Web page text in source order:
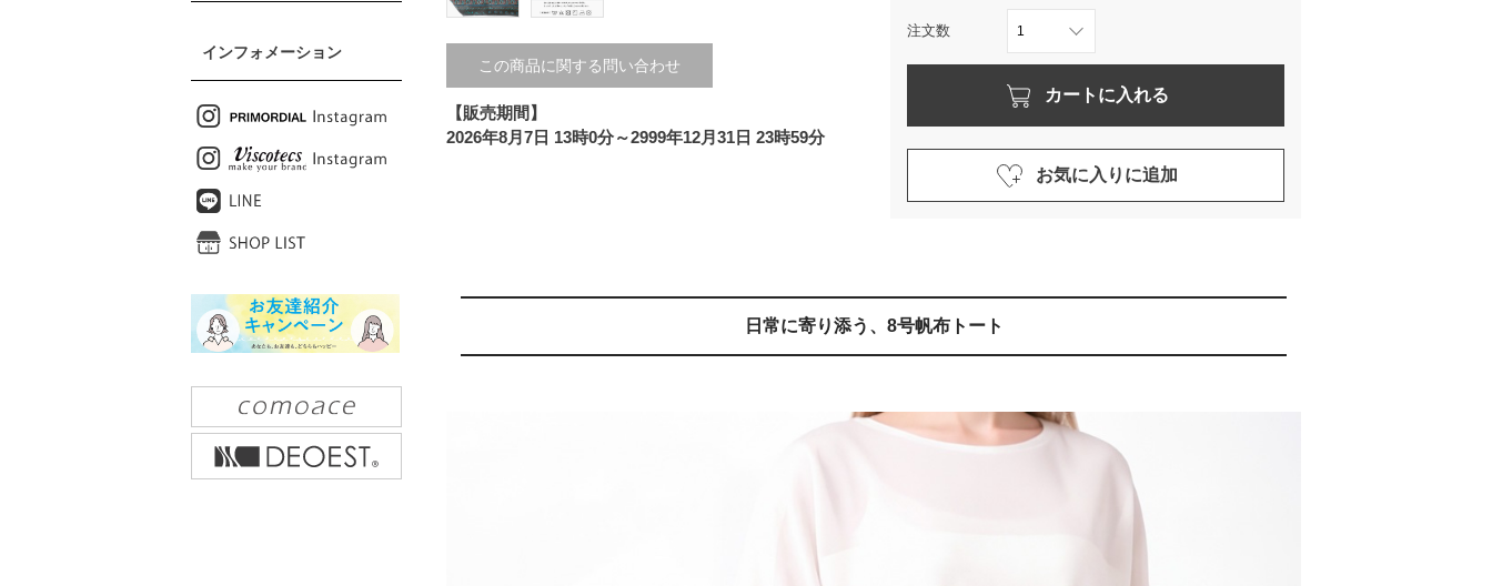
インフォメーション
この商品に関する問い合わせ
【販売期間】
2026年8月7日 13時0分～2999年12月31日 23時59分
注文数
カートに入れる
お気に入りに追加
日常に寄り添う、8号帆布トート